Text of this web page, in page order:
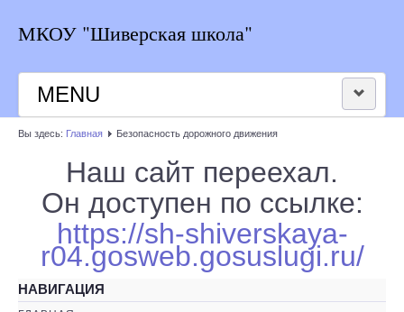
МКОУ "Шиверская школа"
MENU
НОВОСТИ ШКОЛЫ
РАСПИСАНИЕ
КОНТАКТЫ
ВЕРСИЯ ДЛЯ СЛАБОВИДЯЩИХ
Вы здесь: Главная Безопасность дорожного движения
Наш сайт переехал.
Он доступен по ссылке:
https://sh-shiverskaya-
r04.gosweb.gosuslugi.ru/
НАВИГАЦИЯ